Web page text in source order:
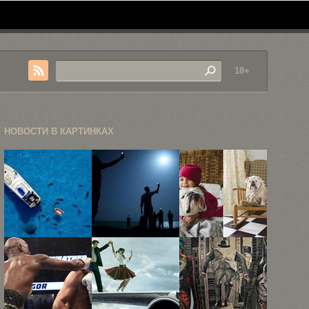
18+
НОВОСТИ В КАРТИНКАХ
Подводный
мир глазами
Брайана
Скерри
Победители
престижного
фотоконкурса
World Press
...
Дружба
маленькой
девочки и
английского
...